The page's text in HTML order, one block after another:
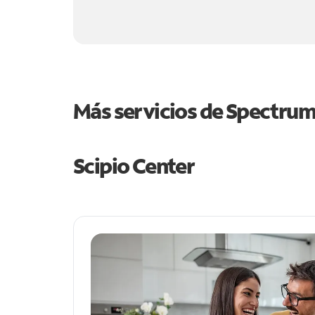
Más servicios de
Scipio Center